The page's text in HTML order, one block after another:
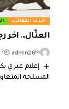
أحدث المقالات
العتّال… آخر
By
admin26 7 ساعات ago
إعلام عبري
المسلحة